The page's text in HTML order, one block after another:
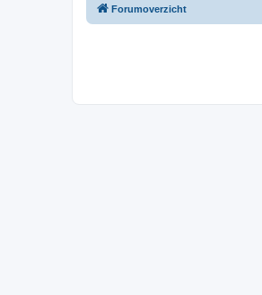
Forumoverzicht